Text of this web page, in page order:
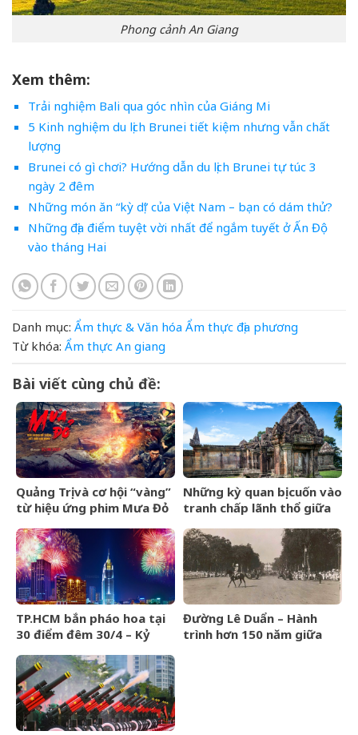
Phong cảnh An Giang
Xem thêm:
Trải nghiệm Bali qua góc nhìn của Giáng Mi
5 Kinh nghiệm du lịch Brunei tiết kiệm nhưng vẫn chất
lượng
Brunei có gì chơi? Hướng dẫn du lịch Brunei tự túc 3
ngày 2 đêm
Những món ăn “kỳ dị” của Việt Nam – bạn có dám thử?
Những địa điểm tuyệt vời nhất để ngắm tuyết ở Ấn Độ
vào tháng Hai
Danh mục: Ẩm thực & Văn hóa Ẩm thực địa phương
Từ khóa: Ẩm thực An giang
Bài viết cùng chủ đề:
Quảng Trị và cơ hội “vàng”
từ hiệu ứng phim Mưa Đỏ
Những kỳ quan bị cuốn vào
tranh chấp lãnh thổ giữa
TP.HCM bắn pháo hoa tại
30 điểm đêm 30/4 – Kỷ
đất nước
Đường Lê Duẩn – Hành
trình hơn 150 năm giữa